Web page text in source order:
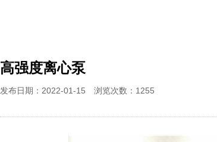
高强度离心泵
发布日期：2022-01-15 浏览次数： 1255